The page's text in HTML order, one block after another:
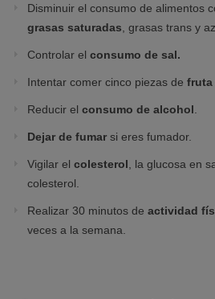
Disminuir el consumo de alimentos
grasas saturadas , grasas trans y
Controlar el consumo de sal.
Intentar comer cinco piezas de fruta
Reducir el consumo de alcohol
Dejar de fumar si eres fumador.
Vigilar el colesterol , la glucosa en
colesterol.
Realizar 30 minutos de actividad
veces a la semana.